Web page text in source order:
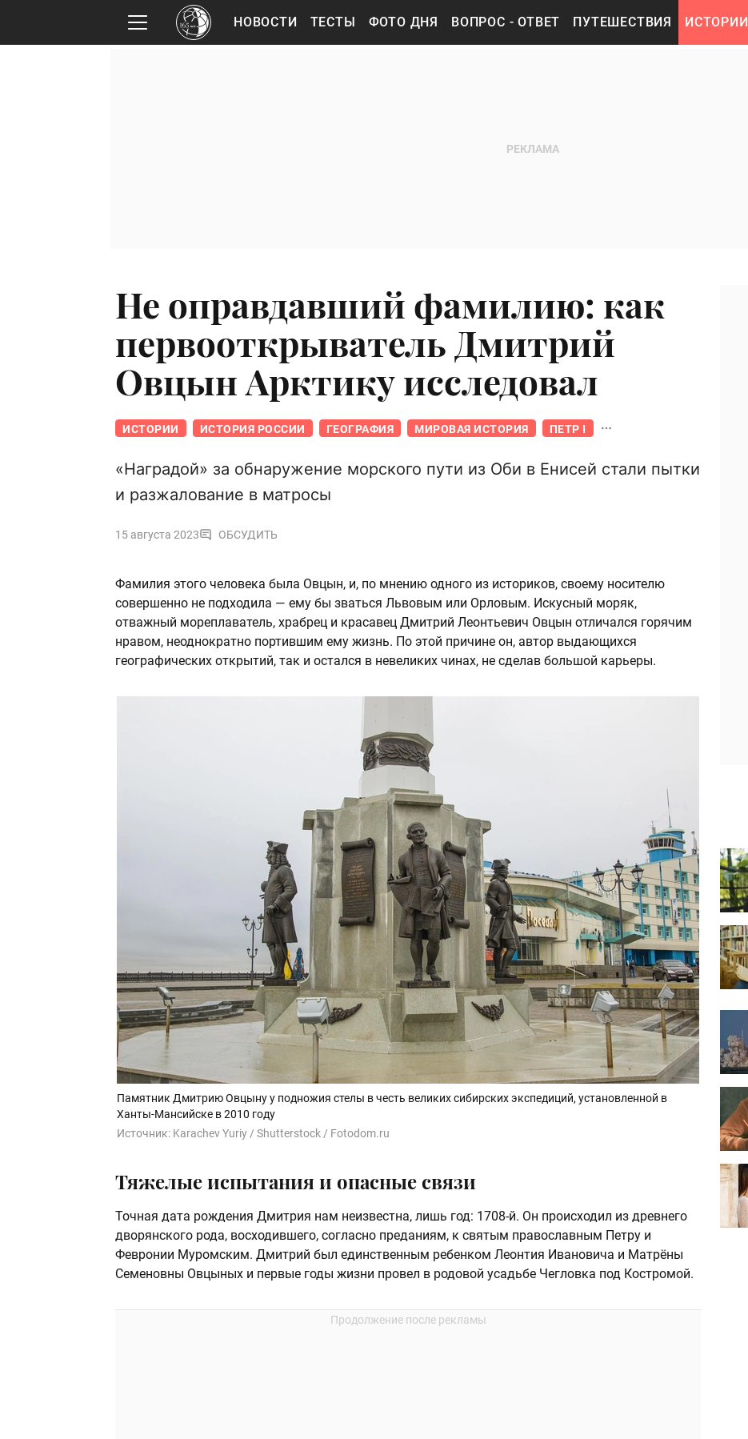
НОВОСТИ ТЕСТЫ ФОТО ДНЯ ВОПРОС - ОТВЕТ ПУТЕШЕСТВИЯ ИСТОРИИ
Не оправдавший фамилию: как
первооткрыватель Дмитрий
Овцын Арктику исследовал
ИСТОРИИ ИСТОРИЯ РОССИИ ГЕОГРАФИЯ МИРОВАЯ ИСТОРИЯ ПЕТР I
«Наградой» за обнаружение морского пути из Оби в Енисей стали пытки
и разжалование в матросы
15 августа 2023 ОБСУДИТЬ
Фамилия этого человека была Овцын, и, по мнению одного из историков, своему носителю
совершенно не подходила — ему бы зваться Львовым или Орловым. Искусный моряк,
отважный мореплаватель, храбрец и красавец Дмитрий Леонтьевич Овцын отличался горячим
нравом, неоднократно портившим ему жизнь. По этой причине он, автор выдающихся
географических открытий, так и остался в невеликих чинах, не сделав большой карьеры.
Памятник Дмитрию Овцыну у подножия стелы в честь великих сибирских экспедиций, установленной в
Ханты-Мансийске в 2010 году
Источник: Karachev Yuriy / Shutterstock / Fotodom.ru
Тяжелые испытания и опасные связи
Точная дата рождения Дмитрия нам неизвестна, лишь год: 1708-й. Он происходил из древнего
дворянского рода, восходившего, согласно преданиям, к святым православным Петру и
Февронии Муромским. Дмитрий был единственным ребенком Леонтия Ивановича и Матрёны
Семеновны Овцыных и первые годы жизни провел в родовой усадьбе Чегловка под Костромой.